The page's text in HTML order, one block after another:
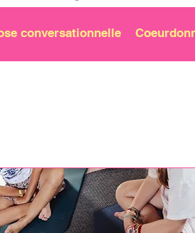
conversationnelle